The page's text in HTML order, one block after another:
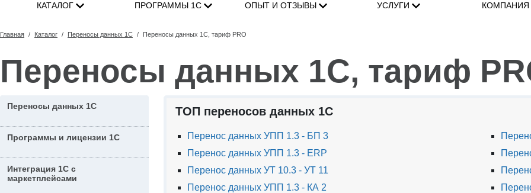
КАТАЛОГ ПРОГРАММЫ 1С ОПЫТ И ОТЗЫВЫ УСЛУГИ КОМПАНИЯ
Главная / Каталог / Переносы данных 1С / Переносы данных 1С, тариф PRO
Переносы данных 1С, тариф
Переносы данных 1С
Программы и лицензии 1С
Интеграция 1С с
маркетплейсами
ТОП переносов данных 1С
Перенос данных УПП 1.3 - БП 3
Перенос данных УПП 1.3 - ERP
Перенос данных УТ 10.3 - УТ 11
Перенос данных УПП 1.3 - КА 2